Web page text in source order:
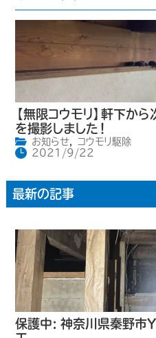
【無限コウモリ】軒下か
を撮影しました！
お知らせ,
コウモリ駆除
2021/9/22
最新の記事
保護中: 神奈川県秦野市